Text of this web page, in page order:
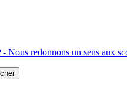
Nous redonnons un sens aux